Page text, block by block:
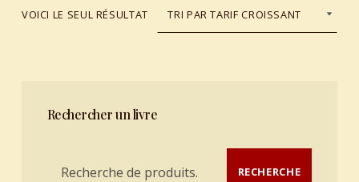
VOICI LE SEUL RÉSULTAT
Rechercher un livre
Recherche pour : RECHERCHE